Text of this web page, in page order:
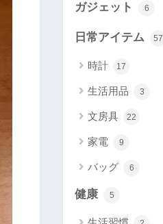
ガジェット 6
日常アイテム 57
時計 17
生活用品 3
文房具 22
家電 9
バッグ 6
健康 5